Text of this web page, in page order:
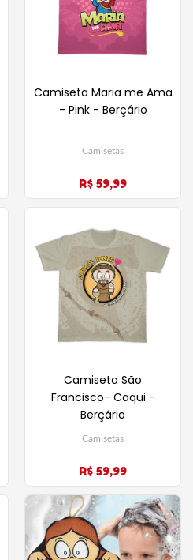
Camiseta Maria me Ama
- Pink - Berçário
Camisetas
R$ 59,99
Camiseta São
Francisco- Caqui -
Berçário
Camisetas
R$ 59,99